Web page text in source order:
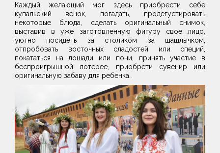
Каждый желающий мог здесь приобрести себе
купальский венок, погадать, продегустировать
некоторые блюда, сделать оригинальный снимок,
выставив в уже заготовленную фигуру свое лицо,
уютно посидеть за столиком за шашлычком,
отпробовать восточных сладостей или специй,
покататься на лошади или пони, принять участие в
беспроигрышной лотерее, приобрети сувенир или
оригинальную забаву для ребенка…